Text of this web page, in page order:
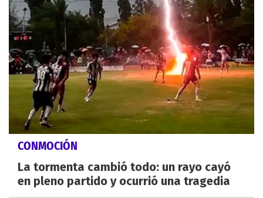
CONMOCIÓN
La tormenta cambió todo: un rayo cayó
en pleno partido y ocurrió una tragedia